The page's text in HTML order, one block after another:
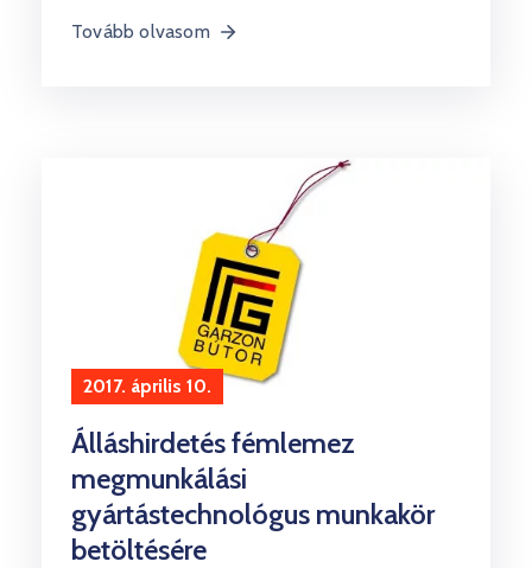
Tovább olvasom
2017. április 10.
Álláshirdetés fémlemez
megmunkálási
gyártástechnológus munkakör
betöltésére